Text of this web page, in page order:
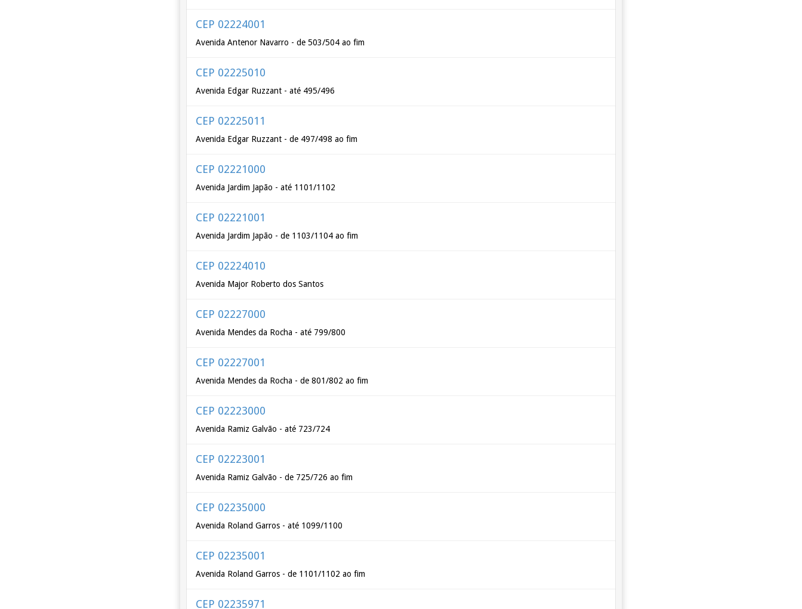
CEP 02224001
Avenida Antenor Navarro - de 503/504 ao fim
CEP 02225010
Avenida Edgar Ruzzant - até 495/496
CEP 02225011
Avenida Edgar Ruzzant - de 497/498 ao fim
CEP 02221000
Avenida Jardim Japão - até 1101/1102
CEP 02221001
Avenida Jardim Japão - de 1103/1104 ao fim
CEP 02224010
Avenida Major Roberto dos Santos
CEP 02227000
Avenida Mendes da Rocha - até 799/800
CEP 02227001
Avenida Mendes da Rocha - de 801/802 ao fim
CEP 02223000
Avenida Ramiz Galvão - até 723/724
CEP 02223001
Avenida Ramiz Galvão - de 725/726 ao fim
CEP 02235000
Avenida Roland Garros - até 1099/1100
CEP 02235001
Avenida Roland Garros - de 1101/1102 ao fim
CEP 02235971